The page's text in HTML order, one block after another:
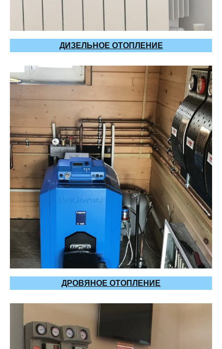
ДИЗЕЛЬНОЕ ОТОПЛЕНИЕ
ДРОВЯНОЕ ОТОПЛЕНИЕ